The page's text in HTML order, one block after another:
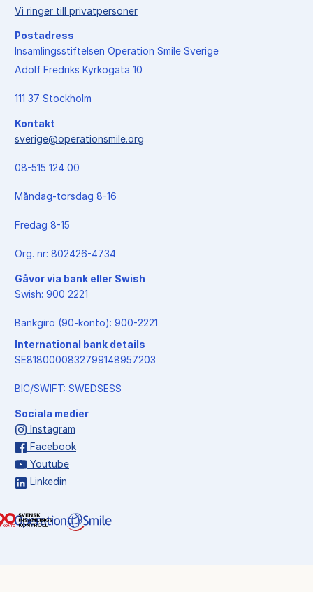
Vi ringer till privatpersoner
Postadress
Insamlingsstiftelsen Operation Smile Sverige
Adolf Fredriks Kyrkogata 10
111 37 Stockholm
Kontakt
sverige@operationsmile.org
08-515 124 00
Måndag-torsdag 8-16
Fredag 8-15
Org. nr: 802426-4734
Gåvor via bank eller Swish
Swish: 900 2221
Bankgiro (90-konto): 900-2221
International bank details
SE8180000832799148957203
BIC/SWIFT: SWEDSESS
Sociala medier
Instagram
Facebook
Youtube
Linkedin